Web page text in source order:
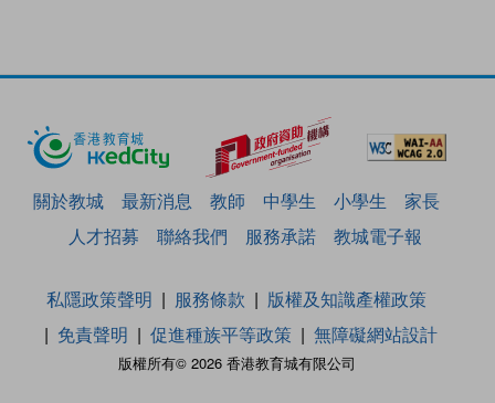
關於教城 最新消息 教師 中學生 小學生
家長
人才招募
聯絡我們 服務承諾 教城電子報
版權所有© 2026 香港教育城有限公司
私隱政策聲明 服務條款
版權及知識產權政策
免責聲明
促進種族平等政策 無障礙網站設計